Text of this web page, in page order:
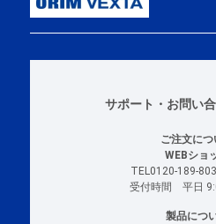
サポート・お問い
ご注文につ
WEBショ
TEL0120-189-
受付時間 平日
製品につ